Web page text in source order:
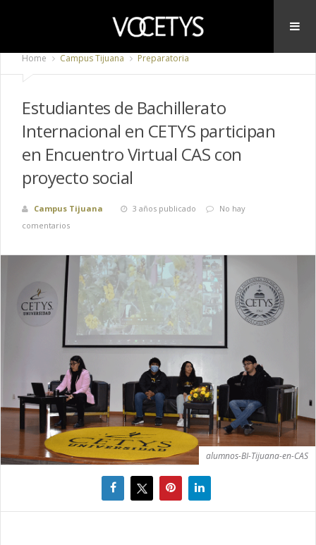
Home Campus Tijuana Preparatoria
Estudiantes de Bachillerato
Internacional en CETYS participan
en Encuentro Virtual CAS con
proyecto social
Campus Tijuana 3 años publicado
No hay
comentarios
alumnos-BI-Tijuana-en-CAS